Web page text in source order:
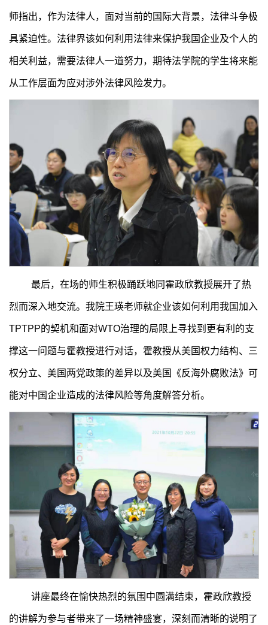
师指出，作为法律人，面对当前的国际大背景，法律斗争极
具紧迫性。法律界该如何利用法律来保护我国企业及个人的
相关利益，需要法律人一道努力，期待法学院的学生将来能
从工作层面为应对涉外法律风险发力。
最后，在场的师生积极踊跃地同霍政欣教授展开了热
烈而深入地交流。我院王瑛老师就企业该如何利用我国加入
TPTPP的契机和面对WTO治理的局限上寻找到更有利的支
撑这一问题与霍教授进行对话，霍教授从美国权力结构、三
权分立、美国两党政策的差异以及美国《反海外腐败法》可
能对中国企业造成的法律风险等角度解答分析。
讲座最终在愉快热烈的氛围中圆满结束，霍政欣教授
的讲解为参与者带来了一场精神盛宴，深刻而清晰的说明了